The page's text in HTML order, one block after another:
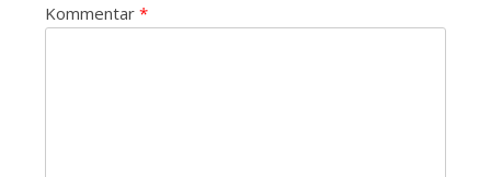
Kommentar *